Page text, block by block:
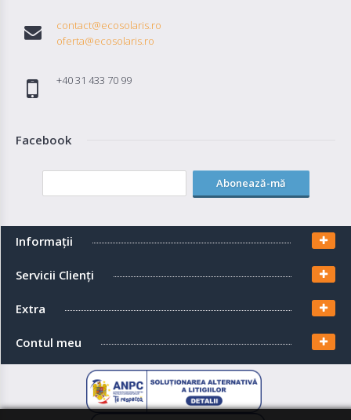
Controler MPPT BlueSolar Victron Energy 100/30
BlueSolar MPPT reprezinta un controler de incarcare solara avansat, conceput
contact@ecosolaris.ro
oferta@ecosolaris.ro
+40 31 433 70 99
Facebook
Abonează-mă
Informaţii
Servicii Clienţi
Extra
Contul meu